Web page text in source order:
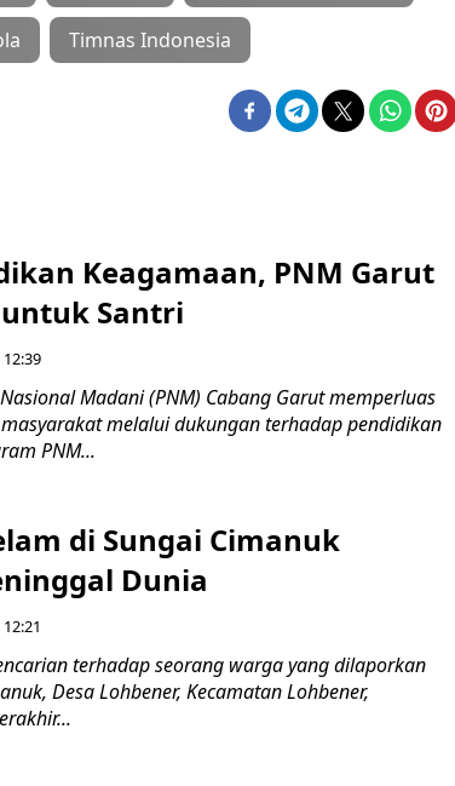
Timnas Indonesia
Keagamaan, PNM Garut
Santri
12:39
Madani (PNM) Cabang Garut memperluas
melalui dukungan terhadap pendidikan
PNM...
di Sungai Cimanuk
Dunia
terhadap seorang warga yang dilaporkan
Desa Lohbener, Kecamatan Lohbener,